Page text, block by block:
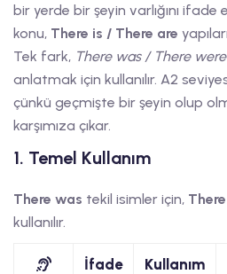
bir yerde bir şeyin varlığını ifade
konu, There is / There are
Tek fark, There was / There were
anlatmak için kullanılır. A2
çünkü geçmişte bir şeyin olup
karşımıza çıkar.
1. Temel Kullanım
There was tekil isimler için,
kullanılır.
İfade Kullanım